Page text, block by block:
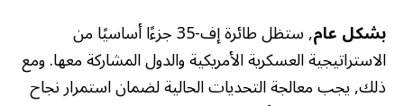
بشكل عام
, ستظل طائرة إف-35 جزءًا أساسيًا من
الاستراتيجية العسكرية الأمريكية والدول المشاركة معها. ومع
ذلك, يجب معالجة التحديات الحالية لضمان استمرار نجاح